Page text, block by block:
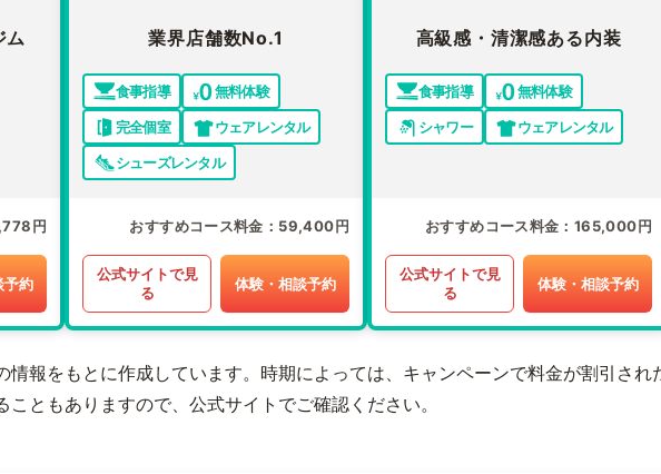
ム
円
予約
業界店舗数No.1
食事指導
無料体験
完全個室
ウェアレンタル
シューズレンタル
おすすめコース料金 59,400円
公式サイトで見
る
体験・相談予約
高級感・清潔感ある内装
食事指導
無料体験
シャワー
ウェアレンタル
おすすめコース料金 165,000円
公式サイトで見
る
体験・相談予約
情報をもとに作成しています。時期によっては、キャンペーンで料金が割引され
ともありますので、公式サイトでご確認ください。